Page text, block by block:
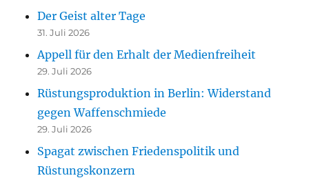
Der Geist alter Tage
31. Juli 2026
Appell für den Erhalt der Medienfreiheit
29. Juli 2026
Rüstungsproduktion in Berlin: Widerstand
gegen Waffenschmiede
29. Juli 2026
Spagat zwischen Friedenspolitik und
Rüstungskonzern